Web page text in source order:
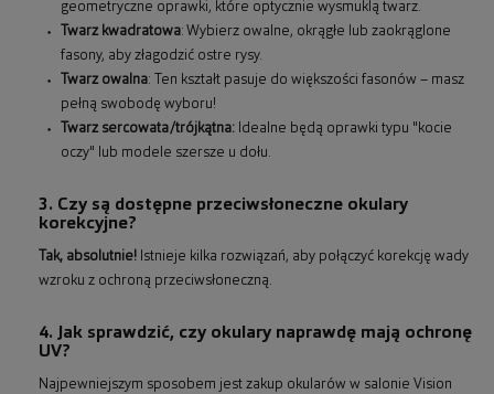
geometryczne oprawki, które optycznie wysmuklą twarz.
Twarz kwadratowa: Wybierz owalne, okrągłe lub zaokrąglone
fasony, aby złagodzić ostre rysy.
Twarz owalna: Ten kształt pasuje do większości fasonów – masz
pełną swobodę wyboru!
Twarz sercowata/trójkątna: Idealne będą oprawki typu "kocie
oczy" lub modele szersze u dołu.
3. Czy są dostępne przeciwsłoneczne okulary
korekcyjne?
Tak, absolutnie! Istnieje kilka rozwiązań, aby połączyć korekcję wady
wzroku z ochroną przeciwsłoneczną.
4. Jak sprawdzić, czy okulary naprawdę mają ochronę
UV?
Najpewniejszym sposobem jest zakup okularów w salonie Vision